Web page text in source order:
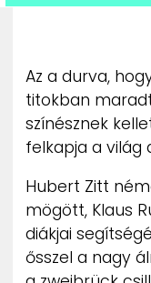
Az a durva,
titokban
színésznek
felkapja a világ
Hubert Zitt
mögött, Klaus
diákjai
ősszel a nagy